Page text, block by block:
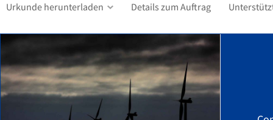
Urkunde herunterladen Details zum Auftrag